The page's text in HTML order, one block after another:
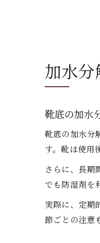
加水
靴底の加水
靴底の加水分
す。靴は使用
さらに、長期
でも防湿剤を
実際に、定期
節ごとの注意